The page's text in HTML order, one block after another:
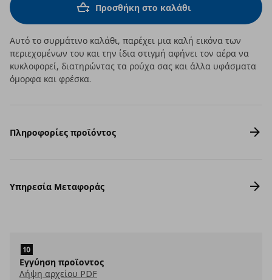
Προσθήκη στο καλάθι
Αυτό το συρμάτινο καλάθι, παρέχει μια καλή εικόνα των
περιεχομένων του και την ίδια στιγμή αφήνει τον αέρα να
κυκλοφορεί, διατηρώντας τα ρούχα σας και άλλα υφάσματα
όμορφα και φρέσκα.
Πληροφορίες προϊόντος
Υπηρεσία Μεταφοράς
Εγγύηση προϊοντος
Λήψη αρχείου PDF